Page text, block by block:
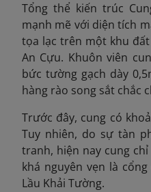
Tổng thể kiến trúc
mạnh mẽ với diện tích
tọa lạc trên một khu
An Cựu. Khuôn viên
bức tường gạch dày
hàng rào song sắt chắc
Trước đây, cung có
Tuy nhiên, do sự tàn
tranh, hiện nay cung
khá nguyên vẹn là
Lầu Khải Tường.